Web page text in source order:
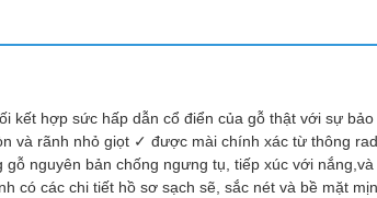
kết hợp sức hấp dẫn cổ điển của gỗ thật với sự bảo
và rãnh nhỏ giọt ✓ được mài chính xác từ thông
nguyên bản chống ngưng tụ, tiếp xúc với
có các chi tiết hồ sơ sạch sẽ, sắc nét và bề mặt